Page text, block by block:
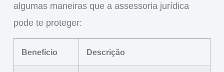
algumas maneiras que a assessoria jurídica
pode te proteger:
Benefício Descrição